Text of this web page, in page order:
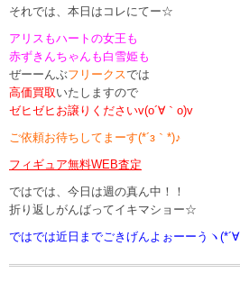
それでは、本日はコレにてー☆
アリスもハートの女王も
赤ずきんちゃんも白雪姫も
ぜーーんぶフリークスでは
高価買取いたしますので
ゼヒゼヒお譲りくださいv(o´∀｀o)v
ご依頼お待ちしてまーす(*´з｀*)♪
フィギュア無料WEB査定
ではでは、今日は週の真ん中！！
折り返しがんばってイキマショー☆
ではでは近日までごきげんよぉーーうヽ